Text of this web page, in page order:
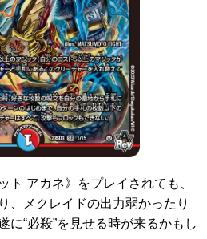
ト アカネ》
をプレイされても、
、メクレイドの出力弱かったり
に“必殺”を見せる時が来るかもし